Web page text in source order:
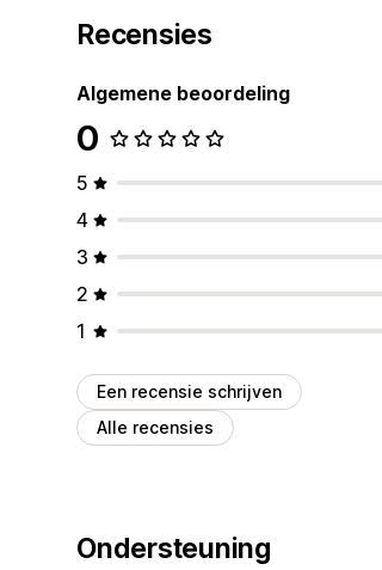
Recensies
Algemene beoordeling
0
5
4
3
2
1
Een recensie schrijven
Alle recensies
Ondersteuning